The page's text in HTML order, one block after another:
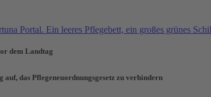
dem Landtag
das Pflegeneuordnungsgesetz zu verhindern